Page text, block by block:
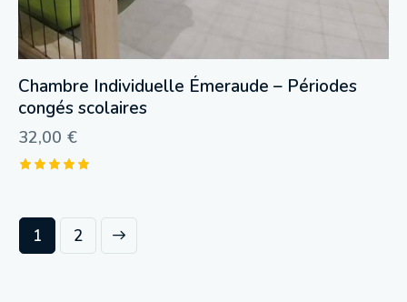
Chambre Individuelle Émeraude – Périodes
congés scolaires
32,00 €
sur 5
1 2
→